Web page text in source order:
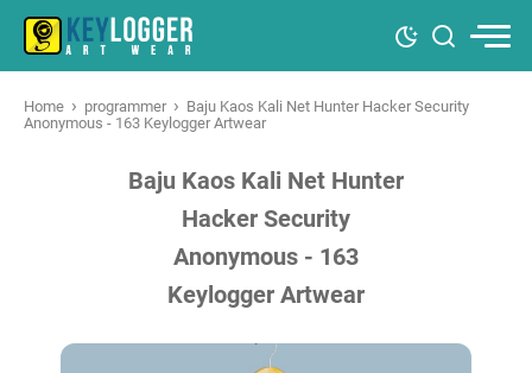
Home › programmer › Baju Kaos Kali Net Hunter Hacker Security
Anonymous - 163 Keylogger Artwear
Baju Kaos Kali Net Hunter
Hacker Security
Anonymous - 163
Keylogger Artwear